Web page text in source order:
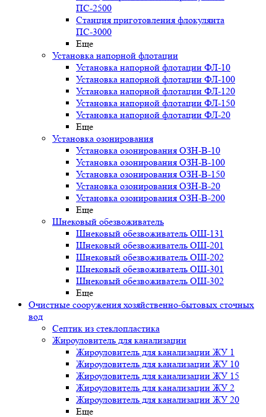
ПС-2500
Станция приготовления флокулянта
ПС-3000
Еще
Установка напорной флотации
Установка напорной флотации ФЛ-10
Установка напорной флотации ФЛ-100
Установка напорной флотации ФЛ-120
Установка напорной флотации ФЛ-150
Установка напорной флотации ФЛ-20
Еще
Установка озонирования
Установка озонирования ОЗН-В-10
Установка озонирования ОЗН-В-100
Установка озонирования ОЗН-В-150
Установка озонирования ОЗН-В-20
Установка озонирования ОЗН-В-200
Еще
Шнековый обезвоживатель
Шнековый обезвоживатель ОШ-131
Шнековый обезвоживатель ОШ-201
Шнековый обезвоживатель ОШ-202
Шнековый обезвоживатель ОШ-301
Шнековый обезвоживатель ОШ-302
Еще
Очистные сооружения хозяйственно-бытовых сточных
вод
Септик из стеклопластика
Жироуловитель для канализации
Жироуловитель для канализации ЖУ 1
Жироуловитель для канализации ЖУ 10
Жироуловитель для канализации ЖУ 15
Жироуловитель для канализации ЖУ 2
Жироуловитель для канализации ЖУ 20
Еще